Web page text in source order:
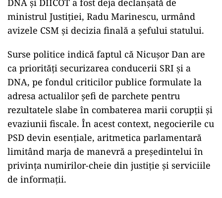
DNA și DIICOT a fost deja declanșată de
ministrul Justiției, Radu Marinescu, urmând
avizele CSM și decizia finală a șefului statului.
Surse politice indică faptul că Nicușor Dan are
ca priorități securizarea conducerii SRI și a
DNA, pe fondul criticilor publice formulate la
adresa actualilor șefi de parchete pentru
rezultatele slabe în combaterea marii corupții și
evaziunii fiscale. În acest context, negocierile cu
PSD devin esențiale, aritmetica parlamentară
limitând marja de manevră a președintelui în
privința numirilor-cheie din justiție și serviciile
de informații.